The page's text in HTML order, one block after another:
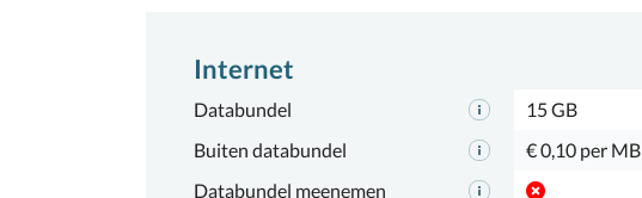
Internet
Databundel
15 GB
Buiten databundel
€ 0,10 per MB
Databundel meenemen